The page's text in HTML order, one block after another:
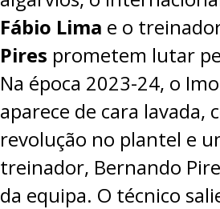
Fábio Lima e o
Pires prometem lutar
Na época 2023-24, o
aparece de cara lavada,
revolução no plantel e
treinador, Bernando
da equipa. O técnico